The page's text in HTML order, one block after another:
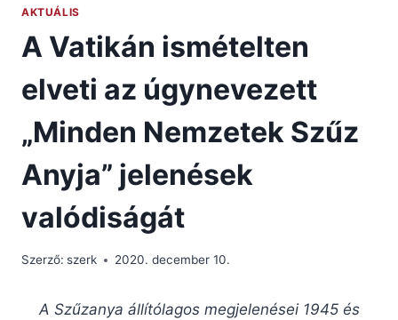
AKTUÁLIS
A Vatikán ismételten
elveti az úgynevezett
„Minden Nemzetek Szűz
Anyja” jelenések
valódiságát
Szerző: szerk 2020. december 10.
A Szűzanya állítólagos megjelenései 1945 és